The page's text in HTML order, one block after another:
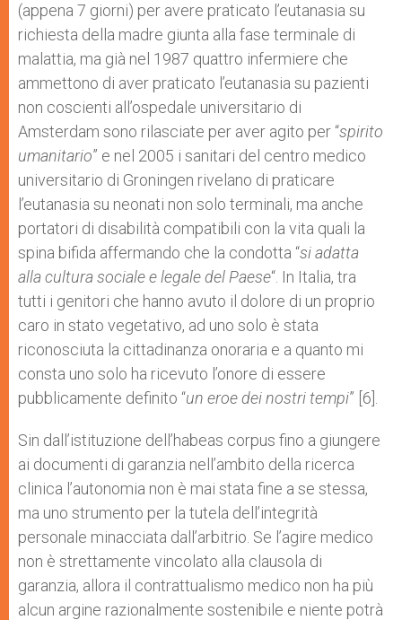
(appena 7 giorni) per avere praticato l’eutanasia su
richiesta della madre giunta alla fase terminale di
malattia, ma già nel 1987 quattro infermiere che
ammettono di aver praticato l’eutanasia su pazienti
non coscienti all’ospedale universitario di
Amsterdam sono rilasciate per aver agito per “spirito
umanitario” e nel 2005 i sanitari del centro medico
universitario di Groningen rivelano di praticare
l’eutanasia su neonati non solo terminali, ma anche
portatori di disabilità compatibili con la vita quali la
spina bifida affermando che la condotta “si adatta
alla cultura sociale e legale del Paese“. In Italia, tra
tutti i genitori che hanno avuto il dolore di un proprio
caro in stato vegetativo, ad uno solo è stata
riconosciuta la cittadinanza onoraria e a quanto mi
consta uno solo ha ricevuto l’onore di essere
pubblicamente definito “un eroe dei nostri tempi” [6].
Sin dall’istituzione dell’habeas corpus fino a giungere
ai documenti di garanzia nell’ambito della ricerca
clinica l’autonomia non è mai stata fine a se stessa,
ma uno strumento per la tutela dell’integrità
personale minacciata dall’arbitrio. Se l’agire medico
non è strettamente vincolato alla clausola di
garanzia, allora il contrattualismo medico non ha più
alcun argine razionalmente sostenibile e niente potrà